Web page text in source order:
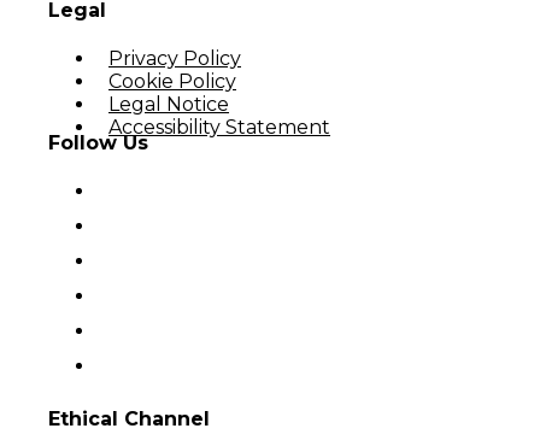
Legal
Privacy Policy
Cookie Policy
Legal Notice
Accessibility Statement
Follow Us
Ethical Channel